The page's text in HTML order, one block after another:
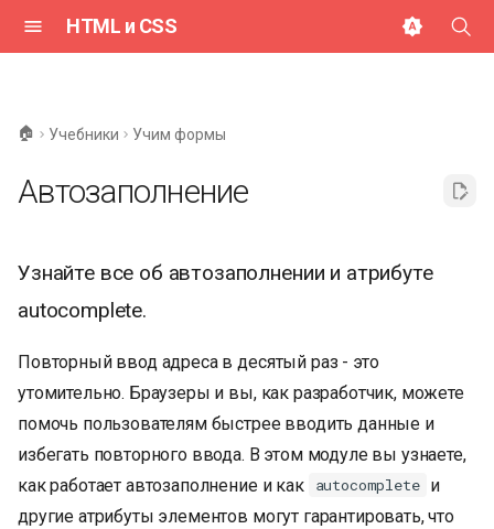
HTML и CSS
ц
а
л
з
а
и
🏠 Учебники Учим формы
Автозаполнение
Узнайте все об автозаполнении и атрибуте
autocomplete.
Повторный ввод адреса в десятый раз - это
утомительно. Браузеры и вы, как разработчик, можете
помочь пользователям быстрее вводить данные и
избегать повторного ввода. В этом модуле вы узнаете,
как работает автозаполнение и как
autocomplete и
другие атрибуты элементов могут гарантировать, что